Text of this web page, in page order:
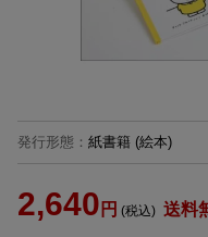
発行形態 ： 紙書籍 (絵本)
2,640 円 (税込) 送料